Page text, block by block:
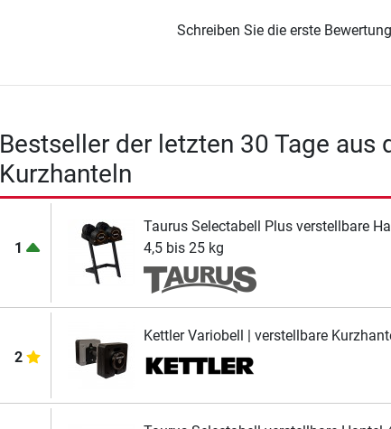
Schreiben Sie die erste
Bestseller der letzten 30 Tage aus
Kurzhanteln
1
Taurus Selectabell Plus verstellbare
4,5 bis 25 kg
2
Kettler Variobell | verstellbare